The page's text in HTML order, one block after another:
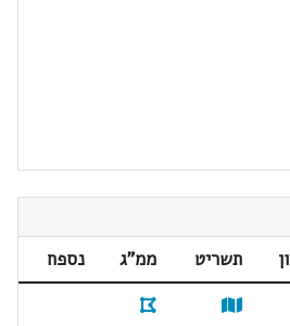
תשריט ממ"ג
נספח